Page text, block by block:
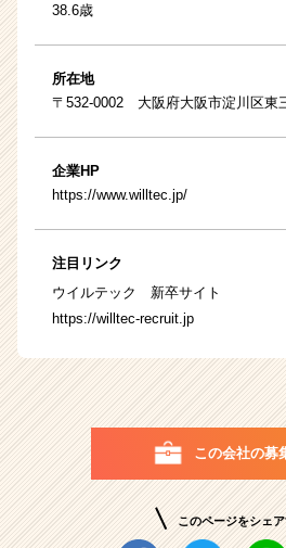
38.6歳
所在地
〒532-0002 大阪府大阪市淀川区東
企業HP
https://www.willtec.jp/
注目リンク
ウイルテック 新卒サイト
https://willtec-recruit.jp
この会社の募
このページをシェ